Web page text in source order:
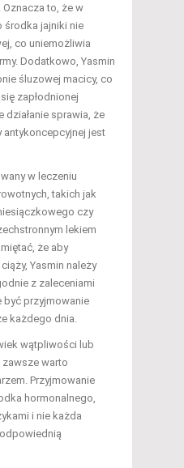
to, że w
środka jajniki nie
co uniemożliwia
Dodatkowo, Yasmin
śluzowej macicy, co
zapłodnionej
sprawia, że
jest
w leczeniu
takich jak
czy
lekiem
że aby
Yasmin należy
z zaleceniami
być przyjmowanie
każdego dnia.
wątpliwości lub
zawsze warto
Przyjmowanie
hormonalnego,
i nie każda